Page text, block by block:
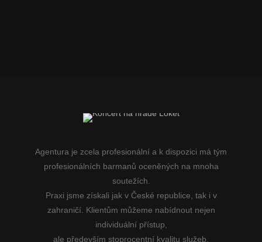
Agentura je zcela profesionální a k dispozici má tým
profesionálních barmanů oceněných na mnoha
soutežích.
Praxi jsme získali jak v České republice, tak i v
zahraničí. Klientům můžeme nabídnout nejen
individuální přístup,
ale především stoprocentní kvalitu služeb.